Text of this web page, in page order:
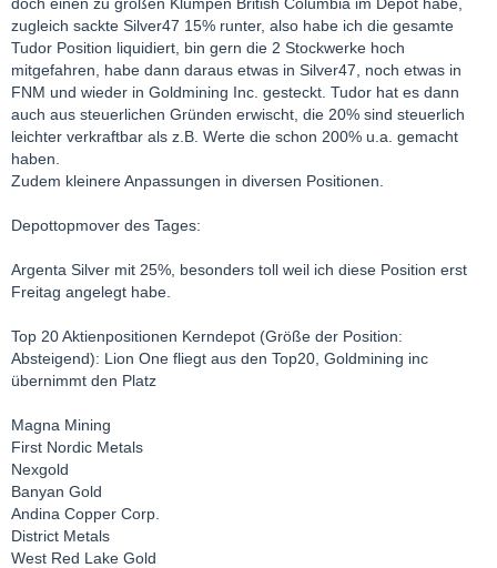
zugleich sackte Silver47 15% runter, also habe ich die gesamte
Tudor Position liquidiert, bin gern die 2 Stockwerke hoch
mitgefahren, habe dann daraus etwas in Silver47, noch etwas in
FNM und wieder in Goldmining Inc. gesteckt. Tudor hat es dann
auch aus steuerlichen Gründen erwischt, die 20% sind steuerlich
leichter verkraftbar als z.B. Werte die schon 200% u.a. gemacht
haben.
Zudem kleinere Anpassungen in diversen Positionen.
Depottopmover des Tages:
Argenta Silver mit 25%, besonders toll weil ich diese Position erst
Freitag angelegt habe.
Top 20 Aktienpositionen Kerndepot (Größe der Position:
Absteigend): Lion One fliegt aus den Top20, Goldmining inc
übernimmt den Platz
Magna Mining
First Nordic Metals
Nexgold
Banyan Gold
Andina Copper Corp.
District Metals
West Red Lake Gold